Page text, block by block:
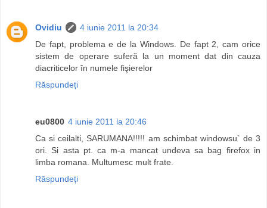
Ovidiu
4 iunie 2011 la 20:34
De fapt, problema e de la Windows. De fapt 2, cam orice
sistem de operare suferă la un moment dat din cauza
diacriticelor în numele fişierelor
Răspundeți
eu0800 4 iunie 2011 la 20:46
Ca si ceilalti, SARUMANA!!!!! am schimbat windowsu` de 3
ori. Si asta pt. ca m-a mancat undeva sa bag firefox in
limba romana. Multumesc mult frate.
Răspundeți